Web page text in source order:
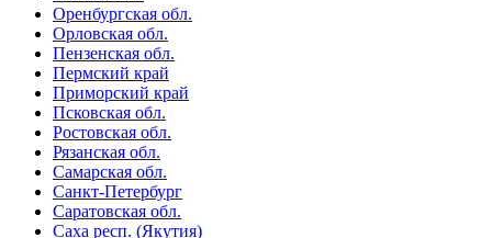
Оренбургская обл.
Орловская обл.
Пензенская обл.
Пермский край
Приморский край
Псковская обл.
Ростовская обл.
Рязанская обл.
Самарская обл.
Санкт-Петербург
Саратовская обл.
Саха респ. (Якутия)